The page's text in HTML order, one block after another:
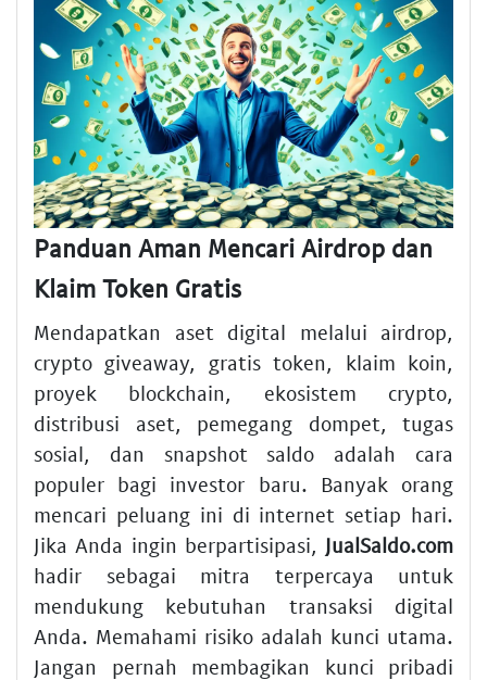
Panduan Aman Mencari Airdrop dan
Klaim Token Gratis
Mendapatkan aset digital melalui airdrop,
crypto giveaway, gratis token, klaim koin,
proyek blockchain, ekosistem crypto,
distribusi aset, pemegang dompet, tugas
sosial, dan snapshot saldo adalah cara
populer bagi investor baru. Banyak orang
mencari peluang ini di internet setiap hari.
Jika Anda ingin berpartisipasi, JualSaldo.com
hadir sebagai mitra terpercaya untuk
mendukung kebutuhan transaksi digital
Anda. Memahami risiko adalah kunci utama.
Jangan pernah membagikan kunci pribadi